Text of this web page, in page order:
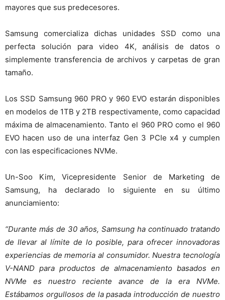
mayores que sus predecesores.
Samsung comercializa dichas unidades SSD como una
perfecta solución para video 4K, análisis de datos o
simplemente transferencia de archivos y carpetas de gran
tamaño.
Los SSD Samsung 960 PRO y 960 EVO estarán disponibles
en modelos de 1TB y 2TB respectivamente, como capacidad
máxima de almacenamiento. Tanto el 960 PRO como el 960
EVO hacen uso de una interfaz Gen 3 PCIe x4 y cumplen
con las especificaciones NVMe.
Un-Soo Kim, Vicepresidente Senior de Marketing de
Samsung, ha declarado lo siguiente en su último
anunciamiento:
“Durante más de 30 años, Samsung ha continuado tratando
de llevar al límite de lo posible, para ofrecer innovadoras
experiencias de memoria al consumidor. Nuestra tecnología
V-NAND para productos de almacenamiento basados en
NVMe es nuestro reciente avance de la era NVMe.
Estábamos orgullosos de la pasada introducción de nuestro